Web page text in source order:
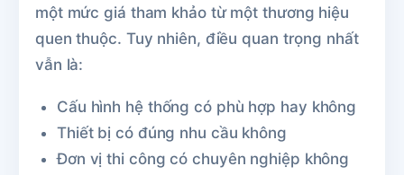
một mức giá tham khảo từ một thương hiệu
quen thuộc. Tuy nhiên, điều quan trọng nhất
vẫn là:
Cấu hình hệ thống có phù hợp hay không
Thiết bị có đúng nhu cầu không
Đơn vị thi công có chuyên nghiệp không